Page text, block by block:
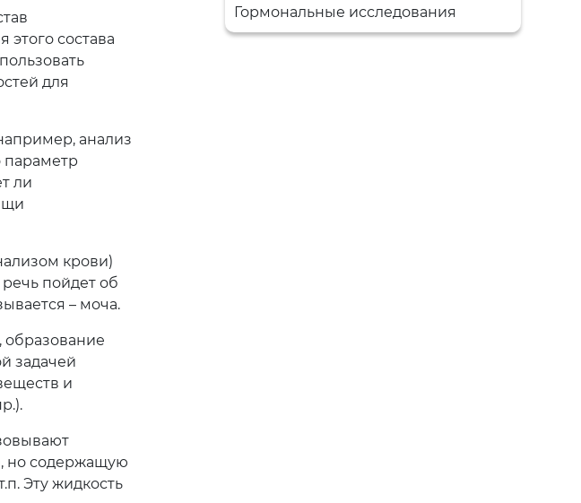
Гормональные исследования
состава
для
анализ
параметр
ли
крови)
пойдет об
– моча.
образование
задачей
и
но содержащую
Эту жидкость